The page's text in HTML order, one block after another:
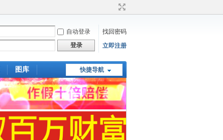
自动登录
找回密码
登录 立即注册
快捷导航
图库